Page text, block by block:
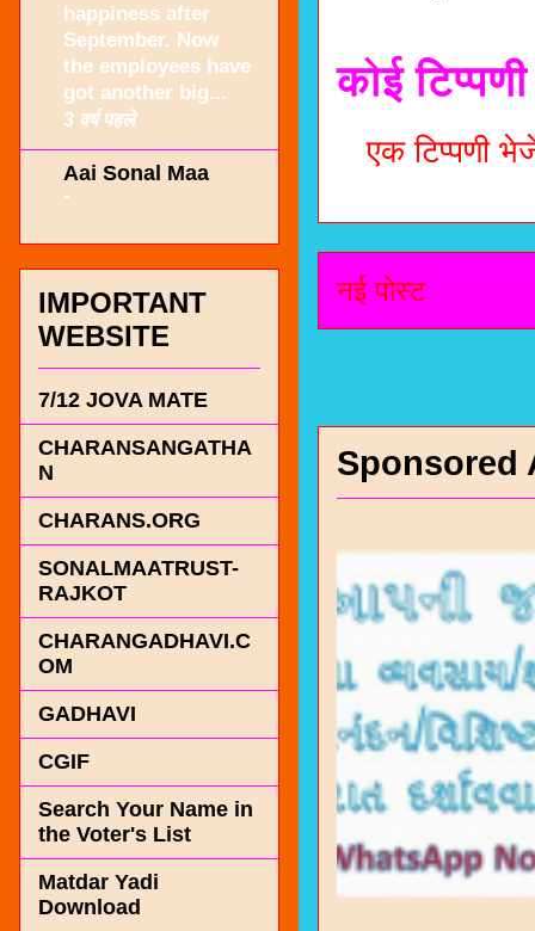
कोई
एक टिप्पणी
नई पोस्ट
Sponsored
happiness after
September. Now
the employees have
got another big...
3 वर्ष पहले
Aai Sonal Maa
-
IMPORTANT
WEBSITE
7/12 JOVA MATE
CHARANSANGATHA
N
CHARANS.ORG
SONALMAATRUST-
RAJKOT
CHARANGADHAVI.C
OM
GADHAVI
CGIF
Search Your Name in
the Voter's List
Matdar Yadi
Download